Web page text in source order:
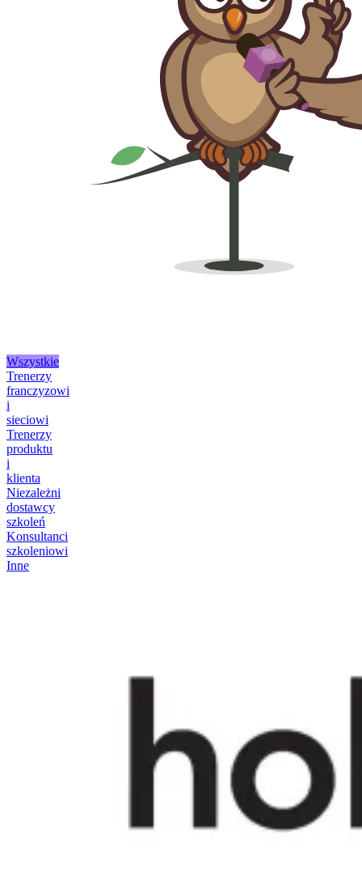
Wszystkie
Trenerzy
franczyzowi
i
sieciowi
Trenerzy
produktu
i
klienta
Niezależni
dostawcy
szkoleń
Konsultanci
szkoleniowi
Inne